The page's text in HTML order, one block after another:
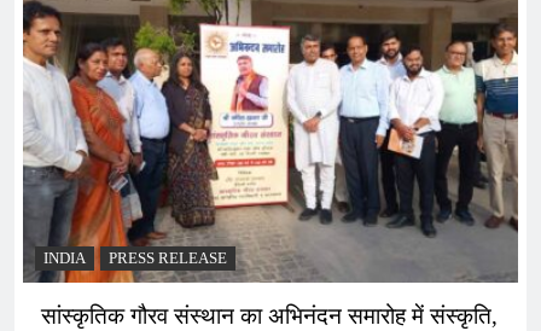
INDIA PRESS RELEASE
सांस्कृतिक गौरव संस्थान का अभिनंदन समारोह में संस्कृति,